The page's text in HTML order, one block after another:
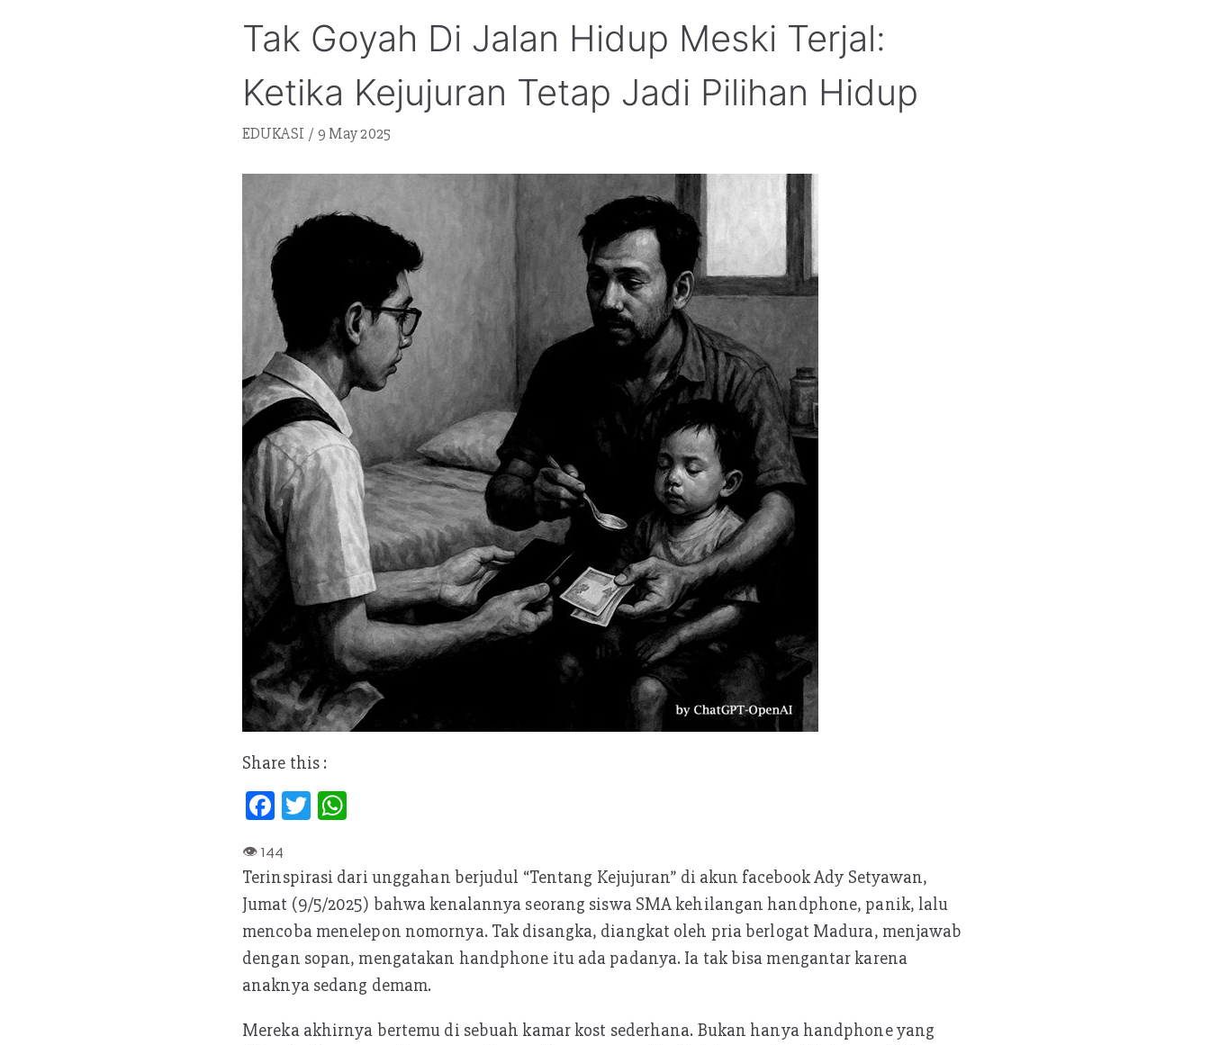
Tak Goyah Di Jalan Hidup Meski Terjal:
Ketika Kejujuran Tetap Jadi Pilihan Hidup
EDUKASI 9 May 2025
Share this :
Fa
b
oo
k
T
itt
er
at
s
A
p
p
Terinspirasi dari unggahan berjudul “Tentang Kejujuran” di akun facebook Ady Setyawan,
Jumat (9/5/2025) bahwa kenalannya seorang siswa SMA kehilangan handphone, panik, lalu
mencoba menelepon nomornya. Tak disangka, diangkat oleh pria berlogat Madura, menjawab
dengan sopan, mengatakan handphone itu ada padanya. Ia tak bisa mengantar karena
anaknya sedang demam.
Mereka akhirnya bertemu di sebuah kamar kost sederhana. Bukan hanya handphone yang